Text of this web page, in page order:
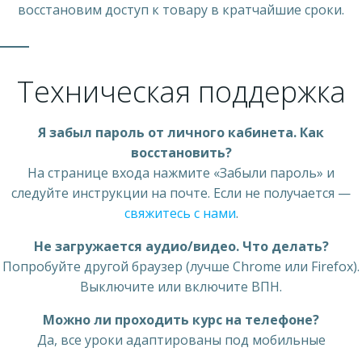
восстановим доступ к товару в кратчайшие сроки.
Техническая поддержка
Я забыл пароль от личного кабинета. Как
восстановить?
На странице входа нажмите «Забыли пароль» и
следуйте инструкции на почте. Если не получается —
свяжитесь с нами.
Не загружается аудио/видео. Что делать?
Попробуйте другой браузер (лучше Chrome или Firefox).
Выключите или включите ВПН.
Можно ли проходить курс на телефоне?
Да, все уроки адаптированы под мобильные